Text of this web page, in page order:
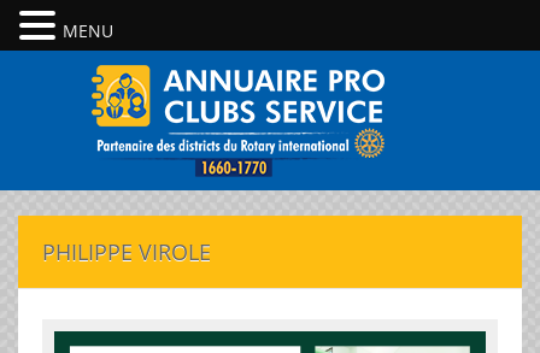
PHILIPPE VIROLE
MENU